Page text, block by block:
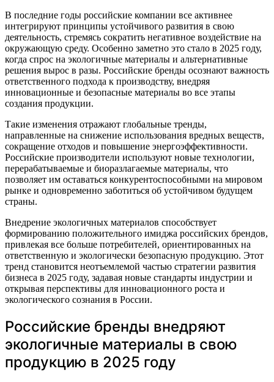
В последние годы российские компании все активнее
интегрируют принципы устойчивого развития в свою
деятельность, стремясь сократить негативное воздействие на
окружающую среду. Особенно заметно это стало в 2025 году,
когда спрос на экологичные материалы и альтернативные
решения вырос в разы. Российские бренды осознают важность
ответственного подхода к производству, внедряя
инновационные и безопасные материалы во все этапы
создания продукции.
Такие изменения отражают глобальные тренды,
направленные на снижение использования вредных веществ,
сокращение отходов и повышение энергоэффективности.
Российские производители используют новые технологии,
перерабатываемые и биоразлагаемые материалы, что
позволяет им оставаться конкурентоспособными на мировом
рынке и одновременно заботиться об устойчивом будущем
страны.
Внедрение экологичных материалов способствует
формированию положительного имиджа российских брендов,
привлекая все больше потребителей, ориентированных на
ответственную и экологически безопасную продукцию. Этот
тренд становится неотъемлемой частью стратегии развития
бизнеса в 2025 году, задавая новые стандарты индустрии и
открывая перспективы для инновационного роста и
экологического сознания в России.
Российские бренды внедряют
экологичные материалы в свою
продукцию в 2025 году